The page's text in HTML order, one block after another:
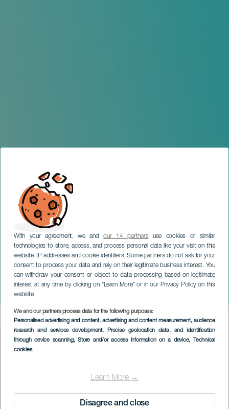
With your agreement, we andour 14 partnersuse cookies or similar
technologies to store, access, and process personal data like your visit on this
website, IP addresses and cookie identifiers. Some partners do not ask for your
consent to process your data and rely on their legitimate business interest. You
can withdraw your consent or object to data processing based on legitimate
interest at any time by clicking on “Learn More” or in our Privacy Policy on this
website.
We and our partners process data for the following purposes:
Personalised advertising and content, advertising and content measurement, audience
research and services development, Precise geolocation data, and identification
through device scanning, Store and/or access information on a device, Technical
cookies
Learn More →
Disagree and close
Kat Eaton in concerto
GRAN CANARIA
Imagen
Listado